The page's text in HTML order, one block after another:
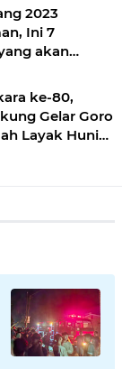
2023
Ini 7
akan
ke-80,
Gelar Goro
Layak Huni